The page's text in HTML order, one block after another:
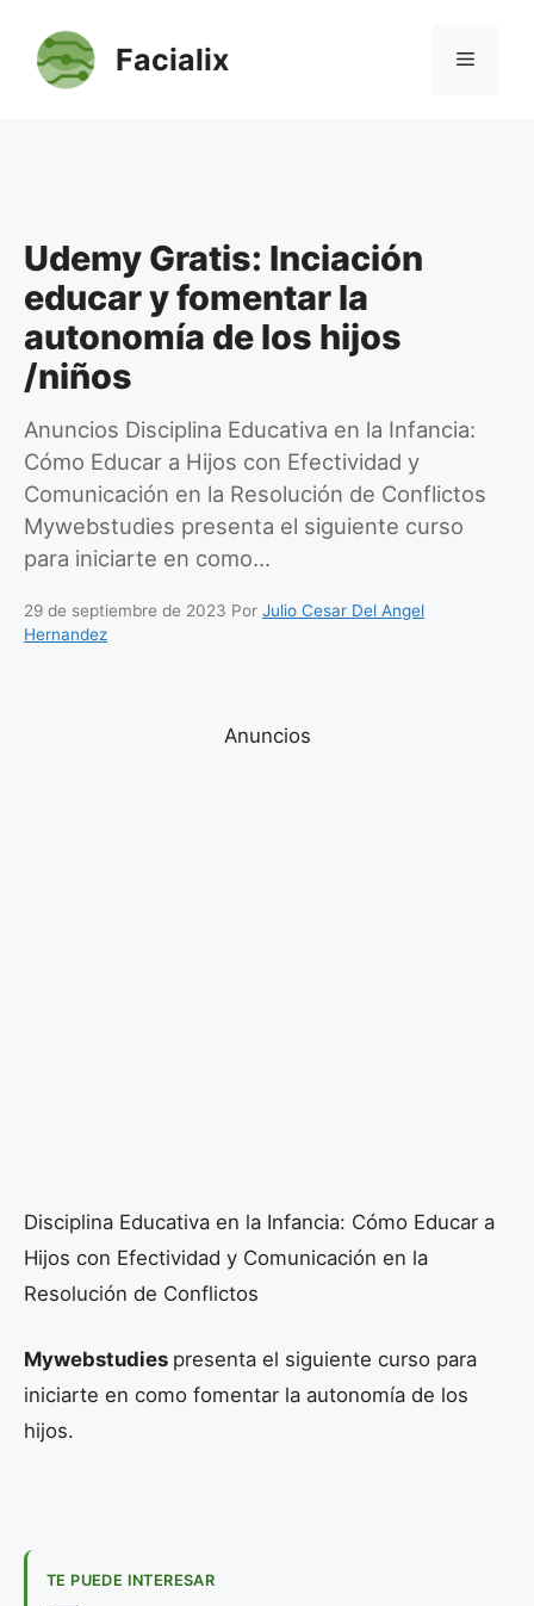
contenido
Facialix Menú
Udemy Gratis: Inciación
educar y fomentar la
autonomía de los hijos
/niños
Anuncios Disciplina Educativa en la Infancia:
Cómo Educar a Hijos con Efectividad y
Comunicación en la Resolución de Conflictos
Mywebstudies presenta el siguiente curso
para iniciarte en como…
29 de septiembre de 2023 Por Julio Cesar Del Angel
Hernandez
Anuncios
Disciplina Educativa en la Infancia: Cómo Educar a
Hijos con Efectividad y Comunicación en la
Resolución de Conflictos
Mywebstudies presenta el siguiente curso para
iniciarte en como fomentar la autonomía de los
hijos.
TE PUEDE INTERESAR